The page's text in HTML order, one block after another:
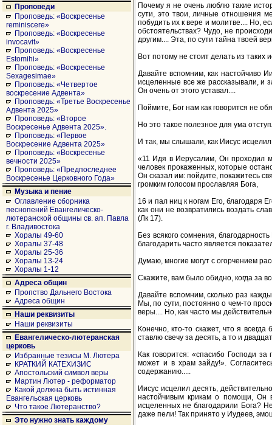
Проповеди
Проповедь: «Воскресенье
reminiscere»
Проповедь: «Воскресенье
invocavit»
Проповедь: «Воскресенье
Estomihi»
Проповедь: «Воскресенье
Sexagesimae»
Проповедь: «Четвертое
воскресение Адвента»
Проповедь: «Третье Воскресенье
Адвента 2025»
Проповедь: «Второе
Воскресенье Адвента 2025».
Проповедь: «Первое
Воскресение Адвента 2025»
Проповедь: «Воскресенье
вечности 2025»
Проповедь: «Предпоследнее
Воскресенье Церковного Года»
Музыка и пение
Оглавление сборника
песнопений Евангелическо-
лютеранской общины св. ап. Павла
г. Владивостока
Хоралы 49-60
Хоралы 37-48
Хоралы 25-36
Хоралы 13-24
Хоралы 1-12
Адреса общин
Пропство Дальнего Востока
Адреса общин
Наши реквизиты
Наши реквизиты
Евангелическо-лютеранская
церковь
Избранные тезисы М. Лютера
КРАТКИЙ КАТЕХИЗИС
Апостольский символ веры
Мартин Лютер - реформатор
Какой должна быть истинная
Евангельская церковь
Что такое Лютеранство?
Это нужно знать каждому
Почему я не очень люблю такие
сути, это твои, личные отношения
побудить их к вере и молитве.... Но,
обстоятельствах? Чудо, не
другим.... Эта, по сути тайна твоей
Вот потому не стоит делать из таких
Давайте вспомним, как настойчиво
исцеленные все же рассказывали, и
Он очень от этого уставал....
Поймите, Бог нам как говорится не
Но это такое полезное для ума
И так, мы слышали, как Иисус
«11 Идя в Иерусалим, Он проходил
человек прокаженных, которые
Он сказал им: пойдите, покажитесь
громким голосом прославляя Бога,
16 и пал ниц к ногам Его, благодаря
как они не возвратились воздать
(Лк 17).
Без всякого сомнения,
благодарить часто является
Думаю, многие могут с огорчением
Скажите, вам было обидно, когда за
Давайте вспомним, сколько раз
Мы, по сути, постоянно о чем-то
веры.... Но, как часто мы
Конечно, кто-то скажет, что я
ставлю свечу за десять, а то и
Как говорится: «спасибо Господи
может и в храм зайду!».
содержанию.....
Иисус исцелил десять,
настойчивым крикам о помощи, Он
исцеленных не благодарили Бога?
даже пели! Так принято у Иудеев,